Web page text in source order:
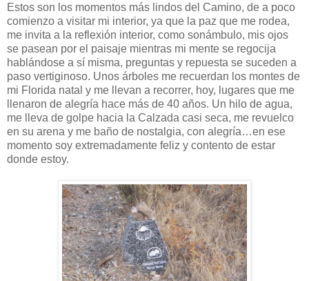
Estos son los momentos más lindos del Camino, de a poco
comienzo a visitar mi interior, ya que la paz que me rodea,
me invita a la reflexión interior, como sonámbulo, mis ojos
se pasean por el paisaje mientras mi mente se regocija
hablándose a sí misma, preguntas y repuesta se suceden a
paso vertiginoso. Unos árboles me recuerdan los montes de
mi Florida natal y me llevan a recorrer, hoy, lugares que me
llenaron de alegría hace más de 40 años. Un hilo de agua,
me lleva de golpe hacia la Calzada casi seca, me revuelco
en su arena y me baño de nostalgia, con alegría…en ese
momento soy extremadamente feliz y contento de estar
donde estoy.